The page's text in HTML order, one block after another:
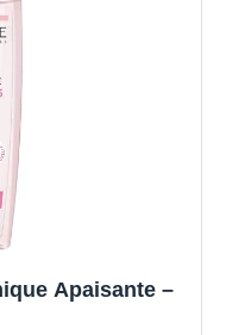
Apaisante –